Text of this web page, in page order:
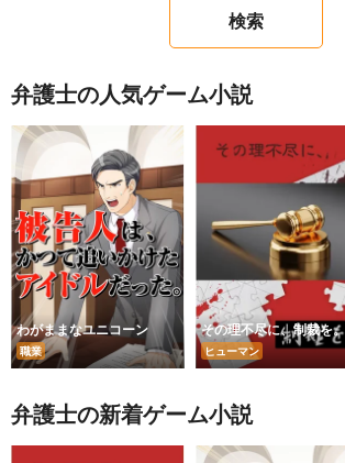
弁護士の人気ゲーム小説
わがままなユニコーン
職業
その理不尽に、制裁を。
ヒューマン
弁護士の新着ゲーム小説